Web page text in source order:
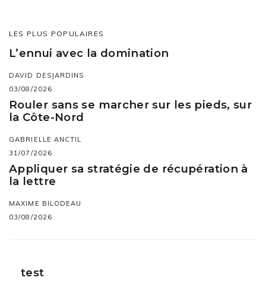
LES PLUS POPULAIRES
L’ennui avec la domination
DAVID DESJARDINS
03/08/2026
Rouler sans se marcher sur les pieds, sur
la Côte-Nord
GABRIELLE ANCTIL
31/07/2026
Appliquer sa stratégie de récupération à
la lettre
MAXIME BILODEAU
03/08/2026
test